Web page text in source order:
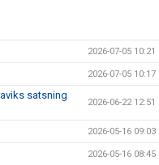
2026-07-05 10:21
2026-07-05 10:17
satsning
2026-06-22 12:51
2026-05-16 09:03
2026-05-16 08:45